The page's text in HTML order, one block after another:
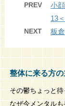
PREV
小
13
NEXT 板
整体に来る方
その鬱ちょっと
なぜ今メンタル